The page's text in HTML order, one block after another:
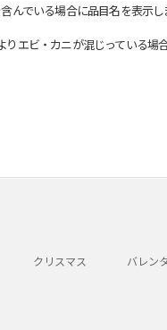
でいる場合に品目名を表示し
ビ・カニが混じっている場
クリスマス バレン